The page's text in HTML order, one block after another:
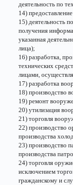
деятельность по
14)
15) деятельность
получения
указанная
лица);
16) разработка,
технических
лицами,
17) разработка
18) производство
19) ремонт
20) утилизация
21) торговля
22) производство
производства
23) производство
производства
24) торговля
исключением
гражданскому и